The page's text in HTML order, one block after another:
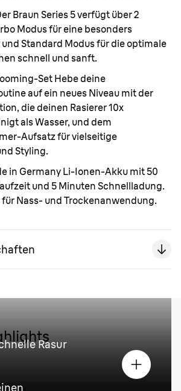
Braun Series 5 verfügt über 2
Modus für eine besonders
und Standard Modus für die optimale
schnell und sanft.
Set Hebe deine
auf ein neues Niveau mit der
die deinen Rasierer 10x
als Wasser, und dem
Aufsatz für vielseitige
Styling.
in Germany Li-Ionen-Akku mit 50
und 5 Minuten Schnellladung.
Nass- und Trockenanwendung.
Rasur